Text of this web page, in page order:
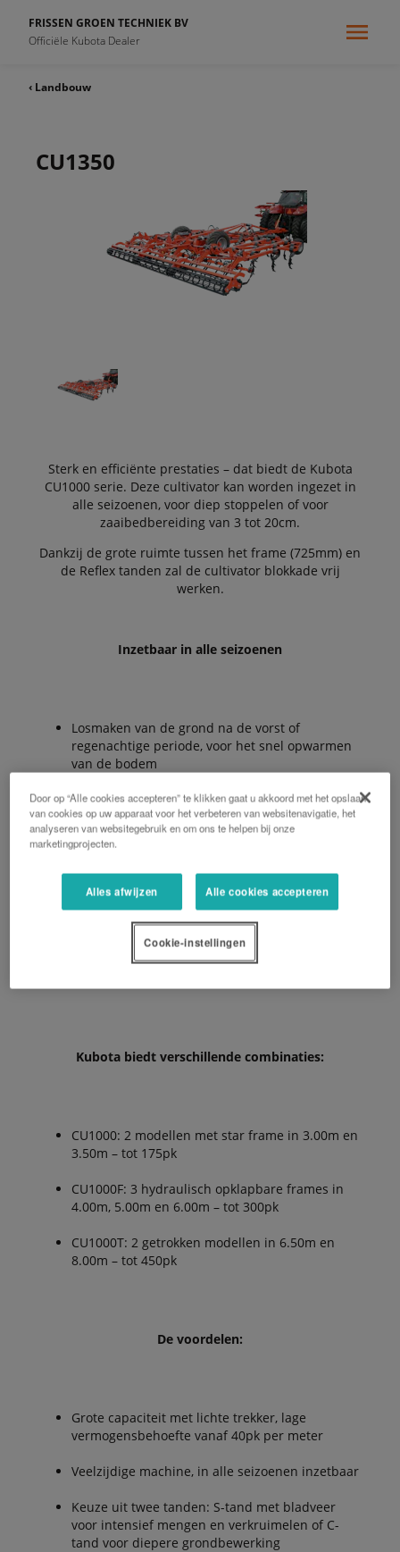
FRISSEN GROEN TECHNIEK BV
Officiële Kubota Dealer
‹ Landbouw
CU1350
Sterk en efficiënte prestaties – dat biedt de Kubota
CU1000 serie. Deze cultivator kan worden ingezet in
alle seizoenen, voor diep stoppelen of voor
zaaibedbereiding van 3 tot 20cm.
Dankzij de grote ruimte tussen het frame (725mm) en
de Reflex tanden zal de cultivator blokkade vrij
werken.
Inzetbaar in alle seizoenen
Losmaken van de grond na de vorst of
regenachtige periode, voor het snel opwarmen
van de bodem
Inwerken van drijfmest of vaste mest
Zaaibed bereiding in het voorjaar
Stoppelbewerking direct na de oogst
Tweede of derde bewerking voor het bestrijden
van onkruid
Zaaibed bereiding voor het najaar voor het
Kubota biedt verschillende combinaties:
CU1000: 2 modellen met star frame in 3.00m en
3.50m – tot 175pk
CU1000F: 3 hydraulisch opklapbare frames in
4.00m, 5.00m en 6.00m – tot 300pk
CU1000T: 2 getrokken modellen in 6.50m en
8.00m – tot 450pk
De voordelen:
Grote capaciteit met lichte trekker, lage
vermogensbehoefte vanaf 40pk per meter
Veelzijdige machine, in alle seizoenen inzetbaar
Keuze uit twee tanden: S-tand met bladveer
voor intensief mengen en verkruimelen of C-
tand voor diepere grondbewerking
Door op “Alle cookies accepteren” te klikken gaat u akkoord met het opslaan
van cookies op uw apparaat voor het verbeteren van websitenavigatie, het
analyseren van websitegebruik en om ons te helpen bij onze
marketingprojecten.
Alles afwijzen Alle cookies accepteren
Cookie-instellingen